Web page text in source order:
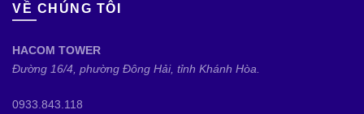
VỀ CHÚNG TÔI
HACOM TOWER
Đường 16/4, phường Đông Hải, tỉnh Khánh Hòa.
0933.843.118